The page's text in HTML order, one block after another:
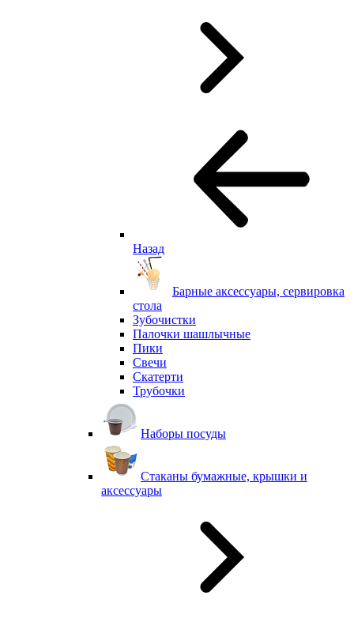
Назад
Барные аксессуары, сервировка
стола
Зубочистки
Палочки шашлычные
Пики
Свечи
Скатерти
Трубочки
Наборы посуды
Стаканы бумажные, крышки и
аксессуары